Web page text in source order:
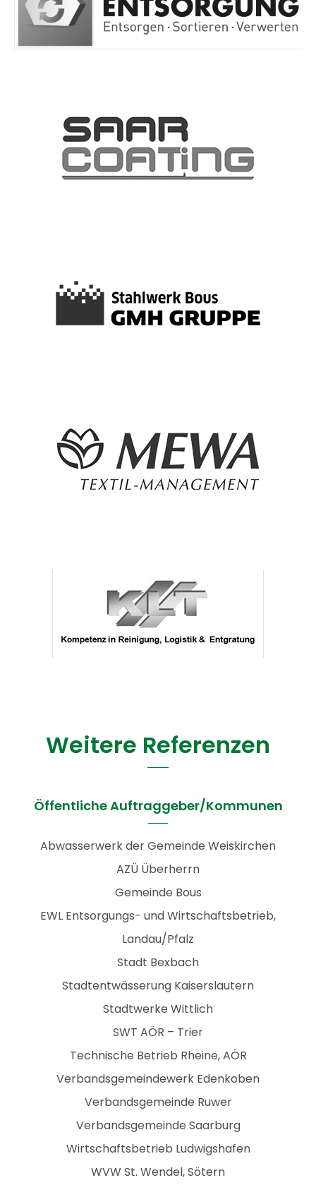
Weitere Referenzen
Öffentliche Auftraggeber/Kommunen
Abwasserwerk der Gemeinde Weiskirchen
AZÜ Überherrn
Gemeinde Bous
EWL Entsorgungs- und Wirtschaftsbetrieb,
Landau/Pfalz
Stadt Bexbach
Stadtentwässerung Kaiserslautern
Stadtwerke Wittlich
SWT AÖR – Trier
Technische Betrieb Rheine, AÖR
Verbandsgemeindewerk Edenkoben
Verbandsgemeinde Ruwer
Verbandsgemeinde Saarburg
Wirtschaftsbetrieb Ludwigshafen
WVW St. Wendel, Sötern